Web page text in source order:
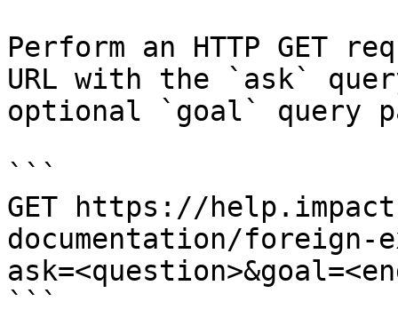
Perform an HTTP GET
URL with the `ask`
optional `goal` query
```
GET https://
documentation/foreign-
```